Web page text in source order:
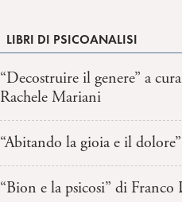
LIBRI DI PSICOANALISI
“Decostruire il genere” a
Rachele Mariani
“Abitando la gioia e il
“Bion e la psicosi” di Franco